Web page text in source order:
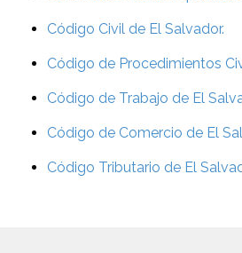
Código Civil de El Salvador.
Código de Procedimientos
Código de Trabajo de El
Código de Comercio de El
Código Tributario de El